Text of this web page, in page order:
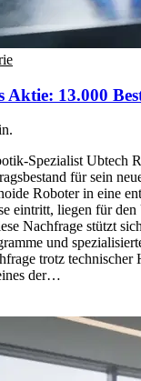
Aktie: 13.000
Spezialist Ubtech
für sein
Roboter in eine
eintritt, liegen für
Nachfrage stützt
und
trotz technischer
der…